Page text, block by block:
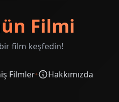
Filmi
film keşfedin!
Filmler• Hakkımızda